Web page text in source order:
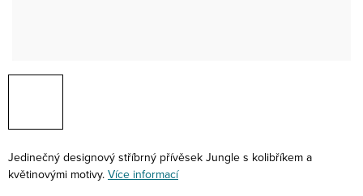
Jedinečný designový stříbrný přívěsek Jungle s kolibříkem a
květinovými motivy. Více informací